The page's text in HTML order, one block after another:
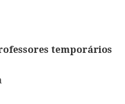
temporários